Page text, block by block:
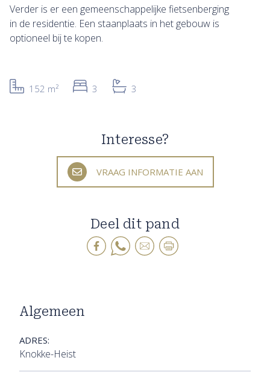
Verder is er een gemeenschappelijke fietsenberging
in de residentie. Een staanplaats in het gebouw is
optioneel bij te kopen.
152 m² 3 3
Interesse?
VRAAG INFORMATIE AAN
Deel dit pand
Algemeen
ADRES:
Knokke-Heist